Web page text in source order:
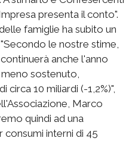
presenta il conto".
famiglie ha subito un
le nostre stime,
anche l'anno
sostenuto,
circa 10 miliardi (-1,2%)",
Marco
quindi ad una
interni di 45